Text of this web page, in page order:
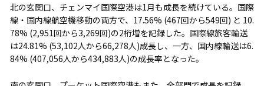
北の玄関口、チェンマイ国際空港は1月も成長を続けている。国際
線・国内線航空機移動の両方で、17.56% (467回から549回) と 10.
78% (2,951回から3,269回)の2桁増を記録した。国際線旅客輸送
は24.81% (53,102人から66,278人)成長し、一方、国内線輸送は6.
84% (407,056人から434,883人)の成長率となった。